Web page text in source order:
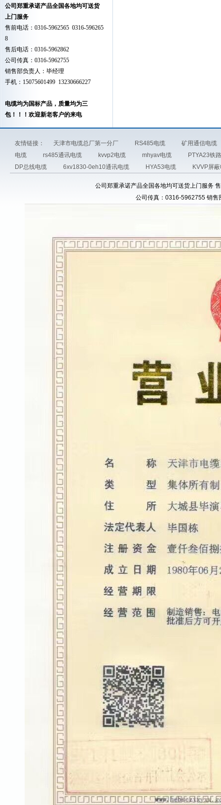
公司郑重承诺产品全国各地均可送货
上门服务
售前电话：0316-5962565 0316-596265
8
售后电话：0316-5962862
公司传真：0316-5962755
销售部负责人：毕经理
手机：15075601499 13230666227
电缆均为国标产品，质量均为三
包！！！欢迎新老客户的来电
友情链接： 天津市电缆总厂第一分厂 RS485电缆
矿用通信电缆
电缆
rs485通讯电缆 kvvp2电缆 mhyav电缆
PTYA23铁
DP总线电缆
6xv1830-0eh10通讯电缆 HYA53电缆 KVVP屏
公司郑重承诺产品全国各地均可送货上门服务
公司传真：0316-5962755 销